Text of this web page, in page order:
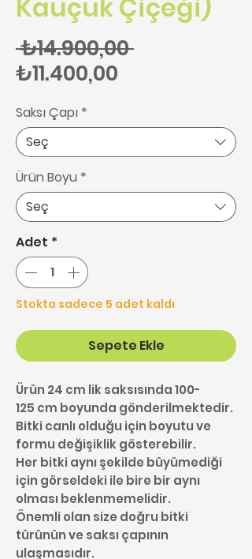
Kauçuk Çiçeği)
₺14.900,00 Normal
₺11.400,00
Saksı Çapı *
Seç
Ürün Boyu *
Seç
Adet *
Stokta sadece 5 adet kaldı
Sepete Ekle
Ürün 24 cm lik saksısında 100-
125 cm boyunda gönderilmektedir.
Bitki canlı olduğu için boyutu ve
formu değişiklik gösterebilir.
Her bitki aynı şekilde büyümediği
için görseldeki ile bire bir aynı
olması beklenmemelidir.
Önemli olan size doğru bitki
türünün ve saksı çapının
ulaşmasıdır.